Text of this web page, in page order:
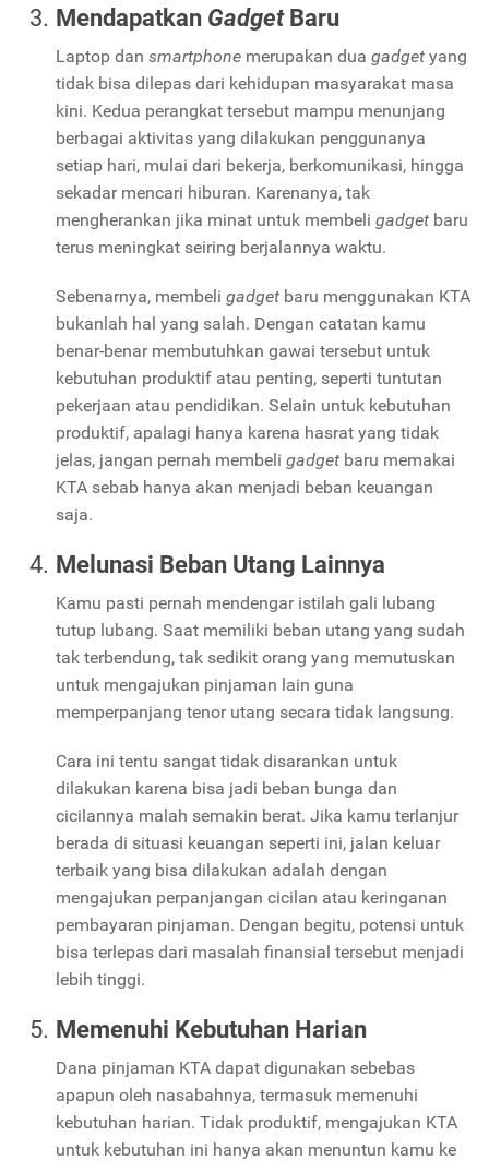
Mendapatkan GadgetBaru
Laptop dan smartphone merupakan dua gadget yang
tidak bisa dilepas dari kehidupan masyarakat masa
kini. Kedua perangkat tersebut mampu menunjang
berbagai aktivitas yang dilakukan penggunanya
setiap hari, mulai dari bekerja, berkomunikasi, hingga
sekadar mencari hiburan. Karenanya, tak
mengherankan jika minat untuk membeli gadget baru
terus meningkat seiring berjalannya waktu.
Sebenarnya, membeli gadget baru menggunakan KTA
bukanlah hal yang salah. Dengan catatan kamu
benar-benar membutuhkan gawai tersebut untuk
kebutuhan produktif atau penting, seperti tuntutan
pekerjaan atau pendidikan. Selain untuk kebutuhan
produktif, apalagi hanya karena hasrat yang tidak
jelas, jangan pernah membeli gadget baru memakai
KTA sebab hanya akan menjadi beban keuangan
saja.
Melunasi Beban Utang Lainnya
Kamu pasti pernah mendengar istilah gali lubang
tutup lubang. Saat memiliki beban utang yang sudah
tak terbendung, tak sedikit orang yang memutuskan
untuk mengajukan pinjaman lain guna
memperpanjang tenor utang secara tidak langsung.
Cara ini tentu sangat tidak disarankan untuk
dilakukan karena bisa jadi beban bunga dan
cicilannya malah semakin berat. Jika kamu terlanjur
berada di situasi keuangan seperti ini, jalan keluar
terbaik yang bisa dilakukan adalah dengan
mengajukan perpanjangan cicilan atau keringanan
pembayaran pinjaman. Dengan begitu, potensi untuk
bisa terlepas dari masalah finansial tersebut menjadi
lebih tinggi.
Memenuhi Kebutuhan Harian
Dana pinjaman KTA dapat digunakan sebebas
apapun oleh nasabahnya, termasuk memenuhi
kebutuhan harian. Tidak produktif, mengajukan KTA
untuk kebutuhan ini hanya akan menuntun kamu ke